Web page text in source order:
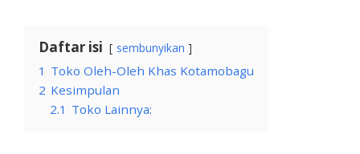
Daftar isi sembunyikan
1 Toko Oleh-Oleh Khas Kotamobagu
2 Kesimpulan
2.1 Toko Lainnya: